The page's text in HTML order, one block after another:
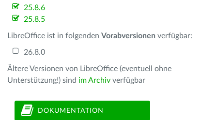
25.8.6
25.8.5
LibreOffice ist in folgenden Vorabversionen verfügbar:
26.8.0
Ältere Versionen von LibreOffice (eventuell ohne
Unterstützung!) sind im Archiv verfügbar
DOKUMENTATION